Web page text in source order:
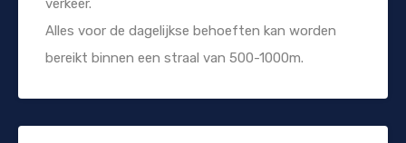
verkeer.
Alles voor de dagelijkse behoeften kan worden
bereikt binnen een straal van 500-1000m.